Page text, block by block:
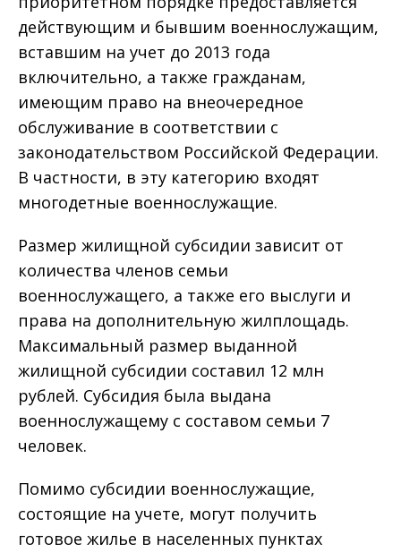
действующим и бывшим военнослужащим,
вставшим на учет до 2013 года
включительно, а также гражданам,
имеющим право на внеочередное
обслуживание в соответствии с
законодательством Российской Федерации.
В частности, в эту категорию входят
многодетные военнослужащие.
Размер жилищной субсидии зависит от
количества членов семьи
военнослужащего, а также его выслуги и
права на дополнительную жилплощадь.
Максимальный размер выданной
жилищной субсидии составил 12 млн
рублей. Субсидия была выдана
военнослужащему с составом семьи 7
человек.
Помимо субсидии военнослужащие,
состоящие на учете, могут получить
готовое жилье в населенных пунктах